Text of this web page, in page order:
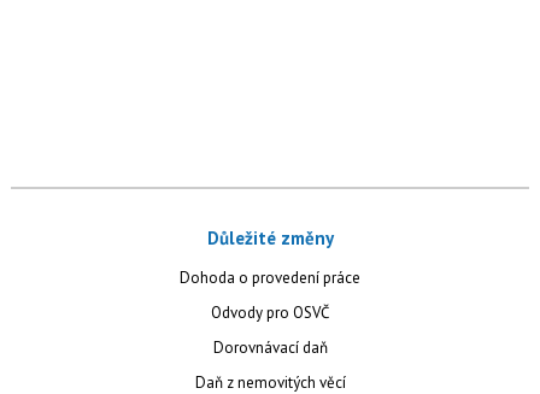
Důležité změny
Dohoda o provedení práce
Odvody pro OSVČ
Dorovnávací daň
Daň z nemovitých věcí